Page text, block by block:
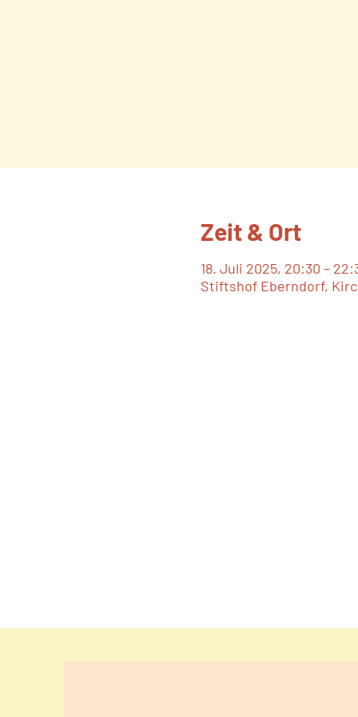
Zeit & Ort
18. Juli 2025, 20:30 –
Stiftshof Eberndorf,